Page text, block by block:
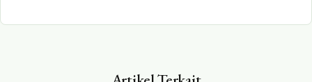
(terdakwa II). Leo Yoga Pranata (terdakwa III). Lembaga